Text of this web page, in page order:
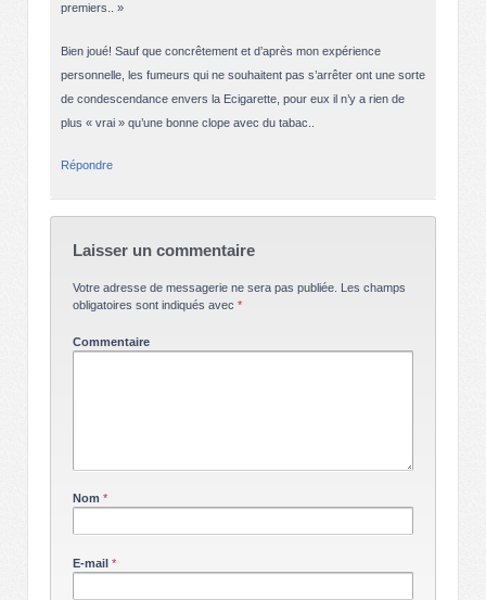
premiers.. »
Bien joué! Sauf que concrêtement et d’après mon expérience
personnelle, les fumeurs qui ne souhaitent pas s’arrêter ont une sorte
de condescendance envers la Ecigarette, pour eux il n’y a rien de
plus « vrai » qu’une bonne clope avec du tabac..
Répondre
Laisser un commentaire
Votre adresse de messagerie ne sera pas publiée. Les champs
obligatoires sont indiqués avec *
Commentaire
Nom *
E-mail *